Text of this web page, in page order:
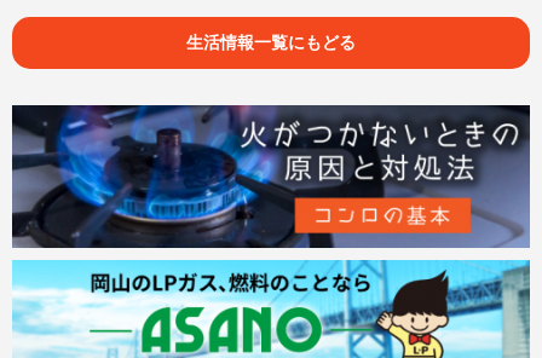
生活情報一覧にもどる